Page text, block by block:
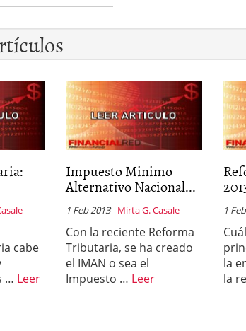
cabe
… Leer
Impuesto Minimo
Alternativo Nacional...
1 Feb 2013 Mirta G. Casale
Con la reciente Reforma
Tributaria, se ha creado
el IMAN o sea el
Impuesto … Leer
1
la
la